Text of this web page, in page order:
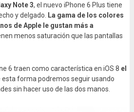
Note 3, el nuevo iPhone 6 Plus tiene
y delgado.
La gama de los colores
de Apple le gustan más a
menos saturación que las pantallas
6 traen como característica en iOS 8 el
esta forma podremos seguir usando
sin hacer uso de las dos manos.